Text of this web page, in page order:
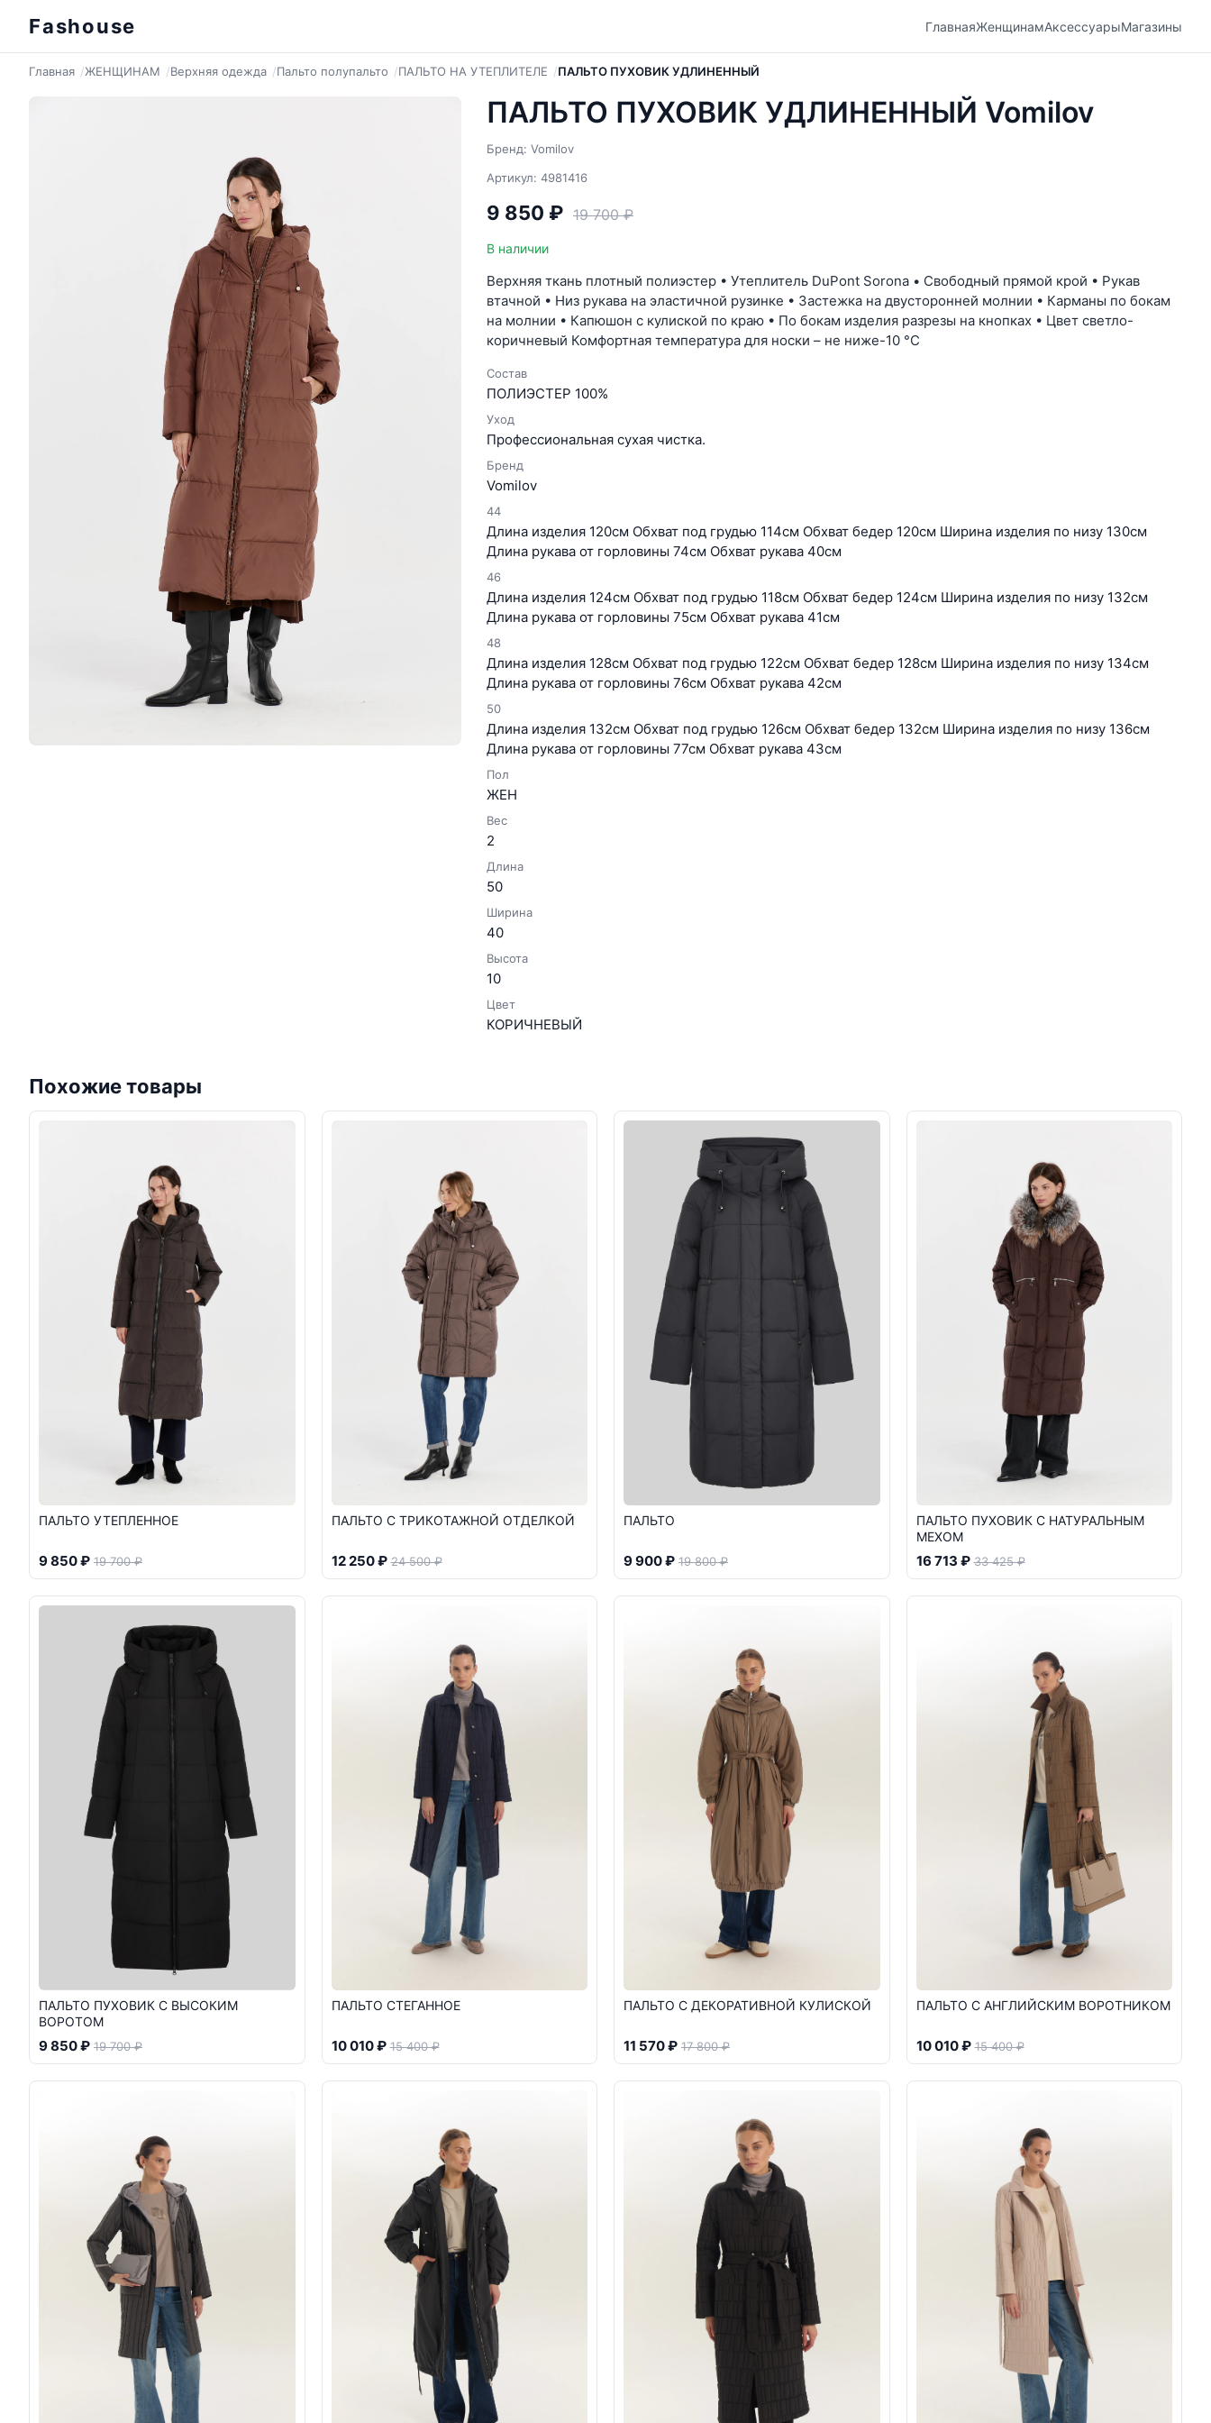
Fashouse ГлавнаяЖенщинамАксессуарыМагазины
Главная ЖЕНЩИНАМ Верхняя одежда Пальто полупальто ПАЛЬТО НА УТЕПЛИТЕЛЕ ПАЛЬТО ПУХОВИК УДЛИНЕННЫЙ
ПАЛЬТО ПУХОВИК УДЛИНЕННЫЙ Vomilov
Бренд: Vomilov
Артикул: 4981416
9 850 ₽ 19 700 ₽
В наличии
Верхняя ткань плотный полиэстер • Утеплитель DuPont Sorona • Свободный прямой крой • Рукав
втачной • Низ рукава на эластичной рузинке • Застежка на двусторонней молнии • Карманы по бокам
на молнии • Капюшон с кулиской по краю • По бокам изделия разрезы на кнопках • Цвет светло-
коричневый Комфортная температура для носки – не ниже-10 °C
Состав
ПОЛИЭСТЕР 100%
Уход
Профессиональная сухая чистка.
Бренд
Vomilov
44
Длина изделия 120см Обхват под грудью 114см Обхват бедер 120см Ширина изделия по низу 130см
Длина рукава от горловины 74см Обхват рукава 40см
46
Длина изделия 124см Обхват под грудью 118см Обхват бедер 124см Ширина изделия по низу 132см
Длина рукава от горловины 75см Обхват рукава 41см
48
Длина изделия 128см Обхват под грудью 122см Обхват бедер 128см Ширина изделия по низу 134см
Длина рукава от горловины 76см Обхват рукава 42см
50
Длина изделия 132см Обхват под грудью 126см Обхват бедер 132см Ширина изделия по низу 136см
Длина рукава от горловины 77см Обхват рукава 43см
Пол
ЖЕН
Вес
2
Длина
50
Ширина
40
Высота
10
Цвет
КОРИЧНЕВЫЙ
Похожие товары
ПАЛЬТО УТЕПЛЕННОЕ
9 850 ₽ 19 700 ₽
ПАЛЬТО С ТРИКОТАЖНОЙ ОТДЕЛКОЙ
12 250 ₽ 24 500 ₽
ПАЛЬТО
9 900 ₽ 19 800 ₽
ПАЛЬТО ПУХОВИК С НАТУРАЛЬНЫМ
МЕХОМ
16 713 ₽ 33 425 ₽
ПАЛЬТО ПУХОВИК С ВЫСОКИМ
ВОРОТОМ
9 850 ₽ 19 700 ₽
ПАЛЬТО СТЕГАННОЕ
10 010 ₽ 15 400 ₽
ПАЛЬТО С ДЕКОРАТИВНОЙ КУЛИСКОЙ
11 570 ₽ 17 800 ₽
ПАЛЬТО С АНГЛИЙСКИМ ВОРОТНИКОМ
10 010 ₽ 15 400 ₽